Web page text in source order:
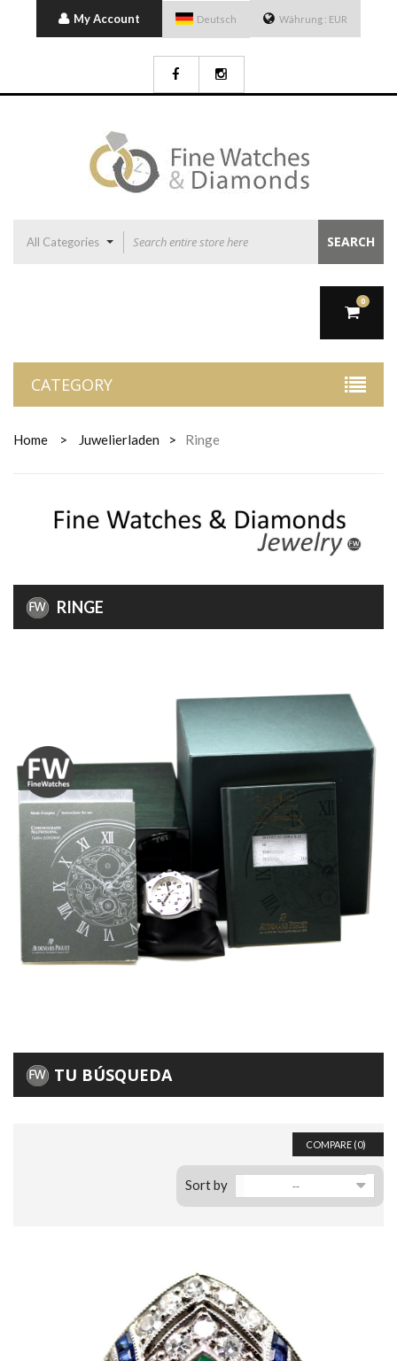
My Account Deutsch Währung : EUR
All Categories SEARCH
0
CATEGORY
Home > Juwelierladen > Ringe
RINGE
RINGE
TU BÚSQUEDA
COMPARE (0)
Sort by --